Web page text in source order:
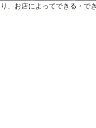
、お店によってできる・で